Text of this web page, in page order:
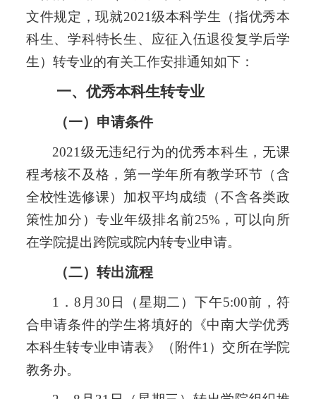
文件规定，现就2021级本科学生（指优秀本
科生、学科特长生、应征入伍退役复学后学
生）转专业的有关工作安排通知如下：
一、优秀本科生转专业
（一）申请条件
2021 级无违纪行为的优秀本科生，无课
程考核不及格，第一学年所有教学环节（含
全校性选修课）加权平均成绩（不含各类政
策性加分）专业年级排名前25%，可以向所
在学院提出跨院或院内转专业申请。
（二）转出流程
1． 8 月 30 日（星期二 ）下午5:00前，符
合申请条件的学生将填好的《中南大学优秀
本科生转专业申请表》（附件1）交所在学院
教务办。